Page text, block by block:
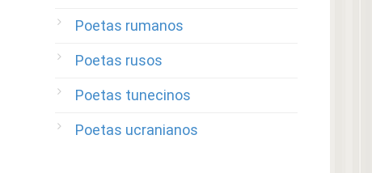
Poetas rumanos
Poetas rusos
Poetas tunecinos
Poetas ucranianos